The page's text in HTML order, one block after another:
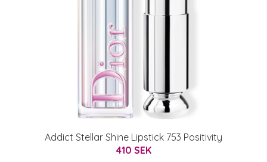
Addict Stellar Shine Lipstick 753 Positivity
410 SEK